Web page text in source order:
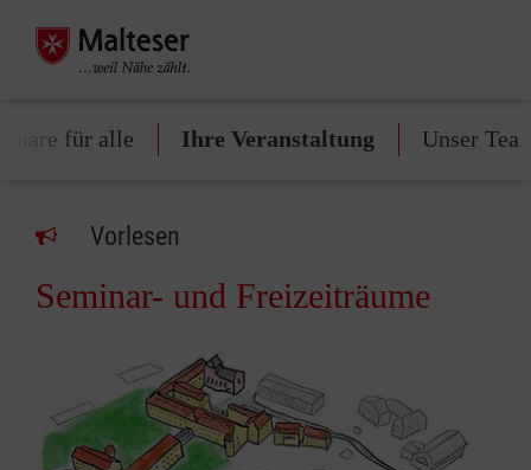
für alle Ihre Veranstaltung Unser
Vorlesen
Seminar- und Freizeiträume